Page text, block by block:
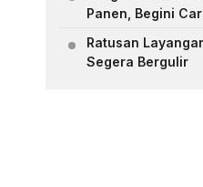
Panen, Begini
Ratusan
Segera Bergulir